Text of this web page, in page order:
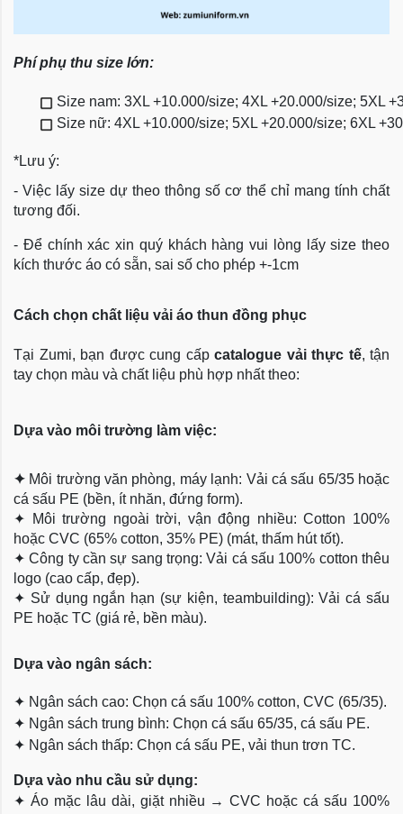
Phí phụ thu size lớn:
Size nam: 3XL +10.000/size; 4XL +20.000/size; 5XL
Size nữ: 4XL +10.000/size; 5XL +20.000/size; 6XL
*Lưu ý:
- Việc lấy size dự theo thông số cơ thể chỉ mang tính chất
tương đối.
- Để chính xác xin quý khách hàng vui lòng lấy size theo
kích thước áo có sẵn, sai số cho phép +-1cm
Cách chọn chất liệu vải áo thun đồng phục
Tại Zumi, bạn được cung cấp catalogue vải thực tế, tận
tay chọn màu và chất liệu phù hợp nhất theo:
Dựa vào môi trường làm việc:
✦ Môi trường văn phòng, máy lạnh: Vải cá sấu 65/35 hoặc
cá sấu PE (bền, ít nhăn, đứng form).
✦
Môi trường ngoài trời, vận động nhiều: Cotton 100%
hoặc CVC (65% cotton, 35% PE) (mát, thấm hút tốt).
✦Công ty cần sự sang trọng: Vải cá sấu 100% cotton thêu
logo (cao cấp, đẹp).
✦ Sử dụng ngắn hạn (sự kiện, teambuilding): Vải cá sấu
PE hoặc TC (giá rẻ, bền màu).
Dựa vào ngân sách:
✦ Ngân sách cao: Chọn cá sấu 100% cotton, CVC (65/35).
✦ Ngân sách trung bình: Chọn cá sấu 65/35, cá sấu PE.
✦ Ngân sách thấp: Chọn cá sấu PE, vải thun trơn TC.
Dựa vào nhu cầu sử dụng:
✦ Áo mặc lâu dài, giặt nhiều → CVC hoặc cá sấu 100%